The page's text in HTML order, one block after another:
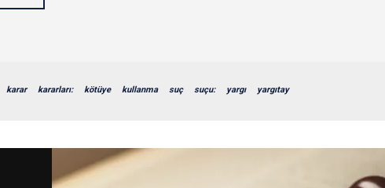
karar kararları: kötüye kullanma suç suçu: yargı yargıtay